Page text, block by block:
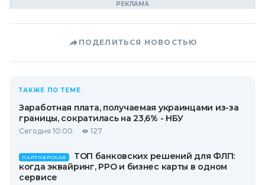
ПОДЕЛИТЬСЯ НОВОСТЬЮ
ТАКЖЕ ПО ТЕМЕ
Заработная плата, получаемая украинцами из-за
границы, сократилась на 23,6% - НБУ
Сегодня 10:00 127
ПАРТНЕРСКАЯ
ТОП банковских решений для ФЛП:
когда эквайринг, РРО и бизнес карты в одном
сервисе